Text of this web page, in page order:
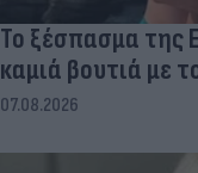
Το ξέσπασμα της
καμιά βουτιά με